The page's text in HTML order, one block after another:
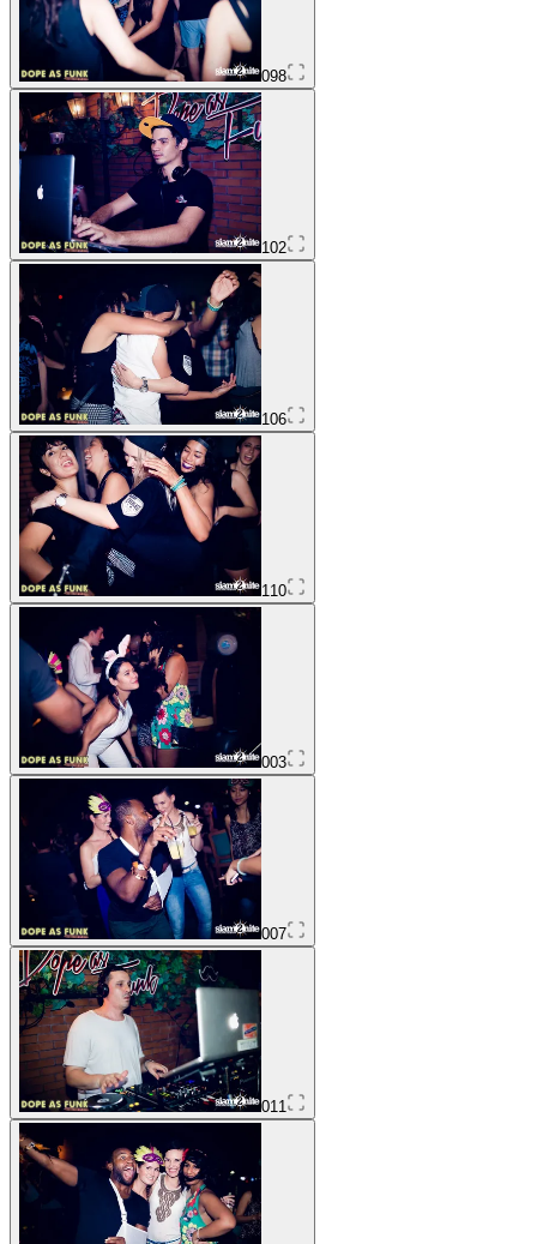
098
102
106
110
003
007
011